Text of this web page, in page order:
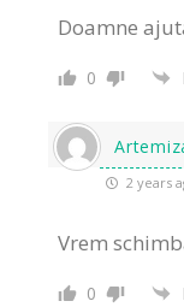
Doamne
0
2 years
Vrem
0